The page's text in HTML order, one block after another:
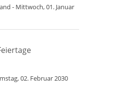
- Mittwoch, 01. Januar
02. Februar 2030